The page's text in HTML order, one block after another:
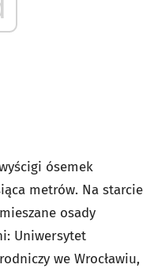
ósemek
metrów. Na starcie
osady
Uniwersytet
we Wrocławiu,